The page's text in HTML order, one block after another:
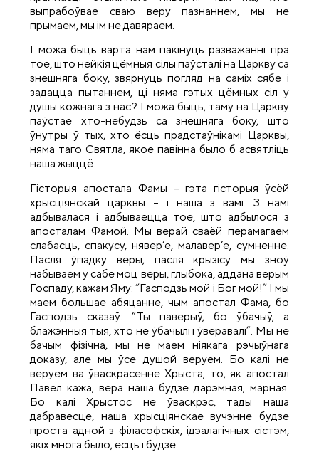
выпрабоўвае сваю веру пазнаннем, мы не
прымаем, мы ім не давяраем.
І можа быць варта нам пакінуць разважанні пра
тое, што нейкія цёмныя сілы паўсталі на Царкву са
знешняга боку, звярнуць погляд на саміх сябе і
задацца пытаннем, ці няма гэтых цёмных сіл у
душы кожнага з нас? І можа быць, таму на Царкву
паўстае хто-небудзь са знешняга боку, што
ўнутры ў тых, хто ёсць прадстаўнікамі Царквы,
няма таго Святла, якое павінна было б асвятліць
наша жыццё.
Гісторыя апостала Фамы – гэта гісторыя ўсёй
хрысціянскай царквы – і наша з вамі. З намі
адбывалася і адбываецца тое, што адбылося з
апосталам Фамой. Мы верай сваёй перамагаем
слабасць, спакусу, нявер’е, малавер’е, сумненне.
Пасля ўпадку веры, пасля крызісу мы зноў
набываем у сабе моц веры, глыбока, аддана верым
Госпаду, кажам Яму: “Гасподзь мой і Бог мой!” І мы
маем большае абяцанне, чым апостал Фама, бо
Гасподзь сказаў: “Ты паверыў, бо ўбачыў, а
блажэнныя тыя, хто не ўбачылі і ўверавалі”. Мы не
бачым фізічна, мы не маем ніякага рэчыўнага
доказу, але мы ўсе душой веруем. Бо калі не
веруем ва ўваскрасенне Хрыста, то, як апостал
Павел кажа, вера наша будзе дарэмная, марная.
Бо калі Хрыстос не ўваскрэс, тады наша
дабравесце, наша хрысціянскае вучэнне будзе
проста адной з філасофскіх, ідэалагічных сістэм,
якіх многа было, ёсць і будзе.